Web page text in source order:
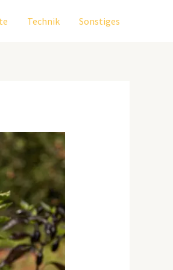
Technik Sonstiges